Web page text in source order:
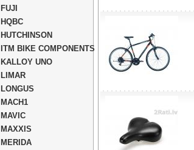
FUJI
HQBC
HUTCHINSON
ITM BIKE COMPONENTS
KALLOY UNO
LIMAR
LONGUS
MACH1
MAVIC
MAXXIS
MERIDA